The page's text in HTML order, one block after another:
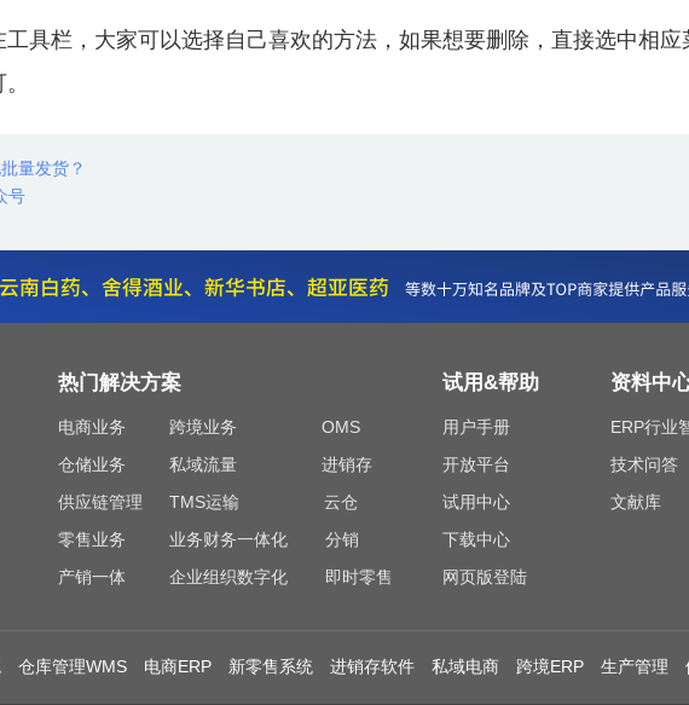
具栏，大家可以选择自己喜欢的方法，如果想要删除，直接选中相应
量发货？
号
热门解决方案
电商业务 跨境业务
OMS
仓储业务
私域流量
进销存
供应链管理
TMS运输
云仓
零售业务
业务财务一体化
分销
产销一体
企业组织数字化 即时零售
试用&帮助
用户手册
开放平台
试用中心
下载中心
网页版登陆
资料中
ERP行业
技术问答
文献库
仓库管理WMS 电商ERP 新零售系统 进销存软件 私域电商 跨境ERP 生产管理